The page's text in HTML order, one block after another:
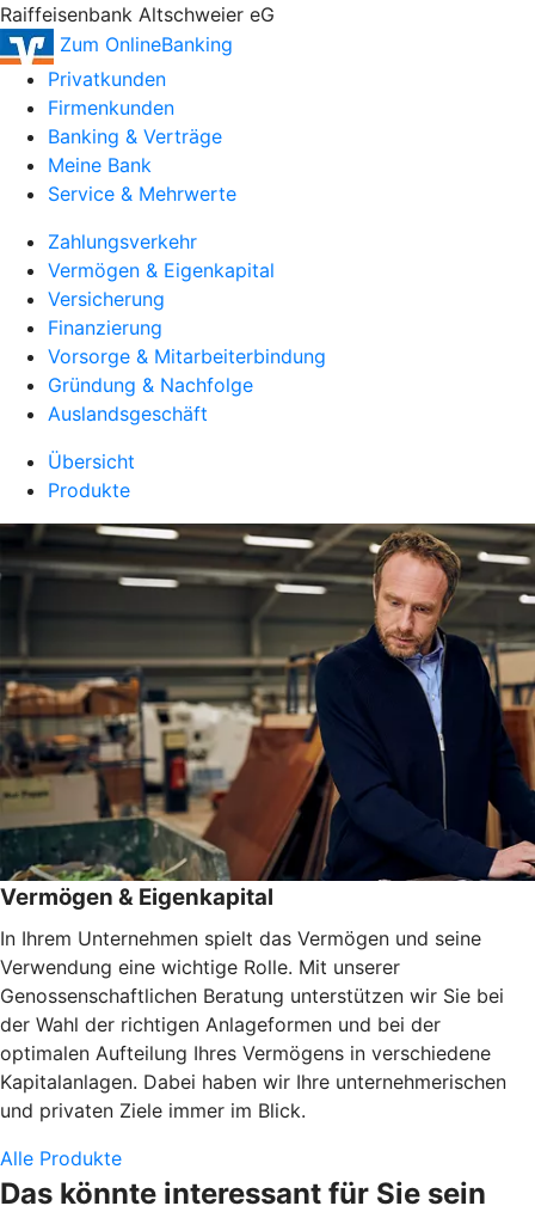
Raiffeisenbank Altschweier eG
Zum OnlineBanking
Privatkunden
Firmenkunden
Banking & Verträge
Meine Bank
Service & Mehrwerte
Zahlungsverkehr
Vermögen & Eigenkapital
Versicherung
Finanzierung
Vorsorge & Mitarbeiterbindung
Gründung & Nachfolge
Auslandsgeschäft
Übersicht
Produkte
Vermögen & Eigenkapital
In Ihrem Unternehmen spielt das Vermögen und seine
Verwendung eine wichtige Rolle. Mit unserer
Genossenschaftlichen Beratung unterstützen wir Sie bei
der Wahl der richtigen Anlageformen und bei der
optimalen Aufteilung Ihres Vermögens in verschiedene
Kapitalanlagen. Dabei haben wir Ihre unternehmerischen
und privaten Ziele immer im Blick.
Alle Produkte
Das könnte interessant für Sie sein